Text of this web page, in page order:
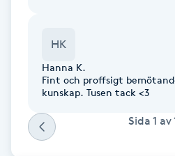
Fransförlängning Megavolym
Fransförlängning Volym
HK
Hanna K.
Fint och proffsigt
kunskap. Tusen tack <3
Sida 1 av